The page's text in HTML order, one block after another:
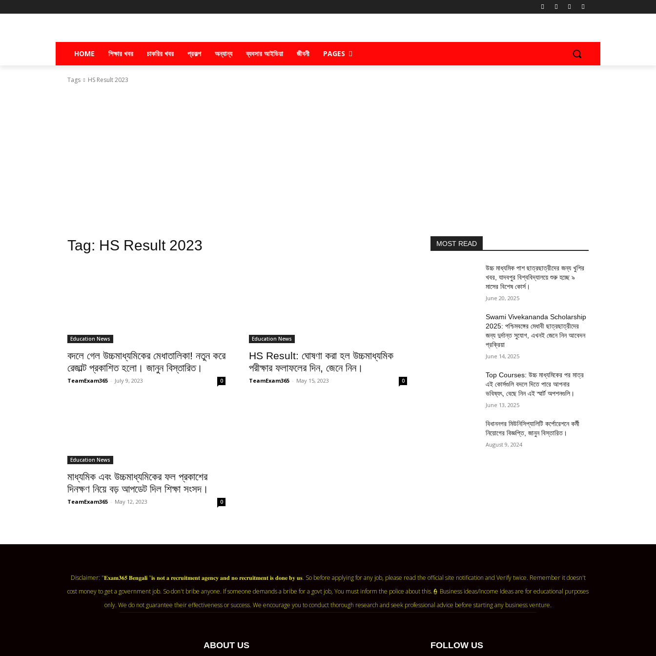
HOME শিক্ষার খবর চাকরির খবর প্রকল্প অন্যান্য ব্যবসার আইডিয়া জীবনী PAGES
Tags HS Result 2023
Tag: HS Result 2023
Education News
বদলে গেল উচ্চমাধ্যমিকের মেধাতালিকা! নতুন করে
রেজাল্ট প্রকাশিত হলো। জানুন বিস্তারিত।
TeamExam365 - July 9, 2023 0
Education News
HS Result: ঘোষণা করা হল উচ্চমাধ্যমিক
পরীক্ষার ফলাফলের দিন, জেনে নিন।
TeamExam365 - May 15, 2023 0
Education News
মাধ্যমিক এবং উচ্চমাধ্যমিকের ফল প্রকাশের
দিনক্ষণ নিয়ে বড় আপডেট দিল শিক্ষা সংসদ।
TeamExam365 - May 12, 2023 0
MOST READ
উচ্চ মাধ্যমিক পাশ ছাত্রছাত্রীদের জন্য খুশির
খবর, যাদবপুর বিশ্ববিদ্যালয়ে শুরু হচ্ছে ৯
মাসের বিশেষ কোর্স।
June 20, 2025
Swami Vivekananda Scholarship
2025: পশ্চিমবঙ্গের মেধাবী ছাত্রছাত্রীদের
জন্য দুর্দান্ত সুযোগ, এখনই জেনে নিন আবেদন
প্রক্রিয়া
June 14, 2025
Top Courses: উচ্চ মাধ্যমিকের পর মাত্র
এই কোর্সগুলি বদলে দিতে পারে আপনার
ভবিষ্যৎ, বেছে নিন এই স্মার্ট অপশনগুলি।
June 13, 2025
বিধাননগর মিউনিসিপ্যালিটি কর্পোরেশনে কর্মী
নিয়োগের বিজ্ঞপ্তি, জানুন বিস্তারিত।
August 9, 2024
Disclaimer: "𝐄𝐱𝐚𝐦𝟑𝟔𝟓 𝐁𝐞𝐧𝐠𝐚𝐥𝐢 "𝐢𝐬 𝐧𝐨𝐭 𝐚 𝐫𝐞𝐜𝐫𝐮𝐢𝐭𝐦𝐞𝐧𝐭 𝐚𝐠𝐞𝐧𝐜𝐲 𝐚𝐧𝐝 𝐧𝐨 𝐫𝐞𝐜𝐫𝐮𝐢𝐭𝐦𝐞𝐧𝐭 𝐢𝐬 𝐝𝐨𝐧𝐞 𝐛𝐲 𝐮𝐬. So before applying for any job, please read the official site notification and Verify twice. Remember it doesn't
cost money to get a government job. So don't bribe anyone. If someone demands a bribe for a govt job, You must inform the police about this.👮 Business ideas/Income Ideas are for educational purposes
only. We do not guarantee their effectiveness or success. We encourage you to conduct thorough research and seek professional advice before starting any business venture.
ABOUT US FOLLOW US